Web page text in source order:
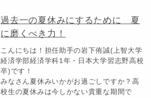
過去一の夏休みにするために 夏
に磨くべき力！
こんにちは！担任助手の岩下侑誠(上智大学
経済学部経済学科1年・日本大学習志野高校
卒)です！
みなさん夏休みいかがお過ごしですか？高
校生の夏休みは今しかない貴重な期間で